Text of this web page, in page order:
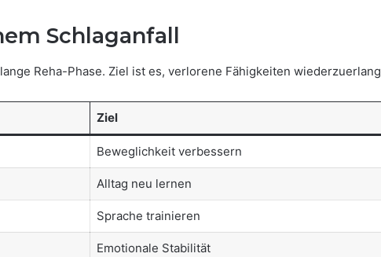
Schlaganfall
Reha-Phase. Ziel ist es, verlorene Fähigkeiten
Ziel
Beweglichkeit verbessern
Alltag neu lernen
Sprache trainieren
Emotionale Stabilität